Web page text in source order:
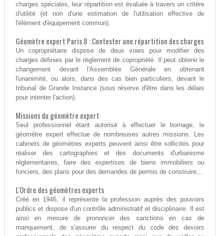
charges spéciales, leur répartition est évaluée à travers un critère
d'utilité (et non d'une estimation de l'utilisation effective de
l'élément d'équipement commun).
Géomètre expert Paris 8 : Contester une répartition des charges
Un copropriétaire dispose de deux voies pour modifier des
charges définies par le règlement de copropriété. Il peut obtenir le
changement devant l'Assemblée Générale en obtenant
l'unanimité, ou alors, dans des cas bien particuliers, devant le
tribunal de Grande Instance (sous réserve d'être dans les délais
pour intenter l'action).
Missions du géomètre expert
Seul professionnel étant autorisé à effectuer le bornage, le
géomètre expert effectue de nombreuses autres missions. Les
cabinets de géomètres experts peuvent ainsi être sollicités pour
réaliser des cartographies et des documents d'urbanisme
réglementaires, faire des expertises de biens immobiliers ou
fonciers, des plans pour des demandes de permis de construire,...
L'Ordre des géomètres experts
Créé en 1946, il représente la profession auprès des pouvoirs
publics et dispose d'un contrôle administratif et disciplinaire. Il est
ainsi en mesure de prononcer des sanctions en cas de
manquement, de s'assurer du respect du code des devoirs